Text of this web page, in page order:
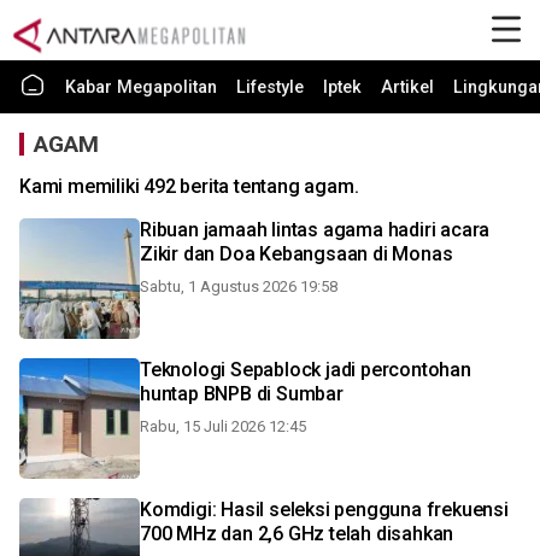
Kabar Megapolitan Lifestyle Iptek Artikel
AGAM
Kami memiliki 492 berita tentang agam.
Ribuan jamaah lintas agama hadiri acara
Zikir dan Doa Kebangsaan di Monas
Sabtu, 1 Agustus 2026 19:58
Teknologi Sepablock jadi percontohan
huntap BNPB di Sumbar
Rabu, 15 Juli 2026 12:45
Komdigi: Hasil seleksi pengguna frekuensi
700 MHz dan 2,6 GHz telah disahkan